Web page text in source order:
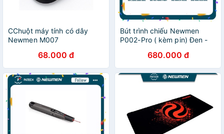
CChuột máy tính có dây
Newmen M007
68.000 đ
Bút trình chiếu Newmen
P002-Pro ( kèm pin) Đen -
680.000 đ